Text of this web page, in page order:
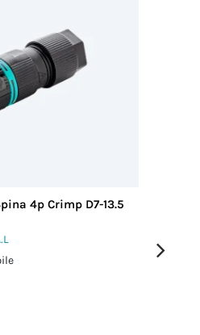
4p Crimp D7-13.5
Prezzo